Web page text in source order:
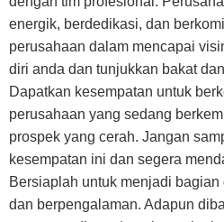
energik, berdedikasi, dan
perusahaan dalam mencapai
diri anda dan tunjukkan bakat
Dapatkan kesempatan untuk
perusahaan yang sedang
prospek yang cerah. Jangan
kesempatan ini dan segera
Bersiaplah untuk menjadi
dan berpengalaman. Adapun